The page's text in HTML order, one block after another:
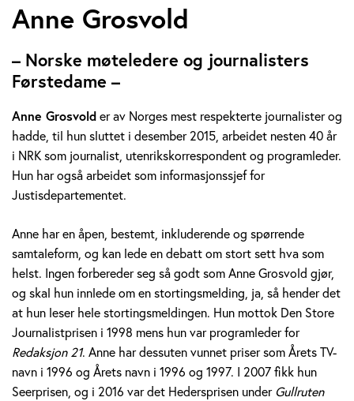
A
n
n
e
G
r
s
v
o
l
d
Anne Grosvold
– Norske møteledere og journalisters
Førstedame –
Anne Grosvolder av Norges mest respekterte journalister og
hadde, til hun sluttet i desember 2015, arbeidet nesten 40 år
i NRK som journalist, utenrikskorrespondent og programleder.
Hun har også arbeidet som informasjonssjef for
Justisdepartementet.
Anne har en åpen, bestemt, inkluderende og spørrende
samtaleform, og kan lede en debatt om stort sett hva som
helst. Ingen forbereder seg så godt som Anne Grosvold gjør,
og skal hun innlede om en stortingsmelding, ja, så hender det
at hun leser hele stortingsmeldingen. Hun mottok Den Store
Journalistprisen i 1998 mens hun var programleder for
Redaksjon 21. Anne har dessuten vunnet priser som Årets TV-
navn i 1996 og Årets navn i 1996 og 1997. I 2007 fikk hun
Seerprisen, og i 2016 var det Hedersprisen underGullruten